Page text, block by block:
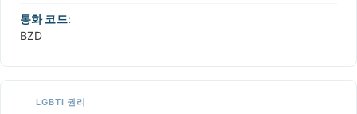
통화 코드:
BZD
LGBTI 권리